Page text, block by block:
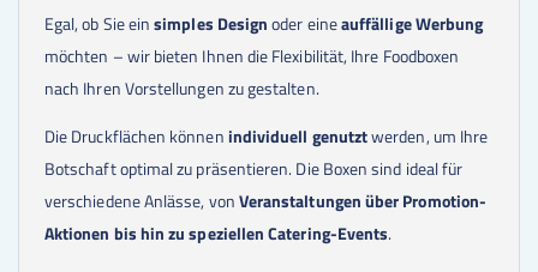
4000Stk.
0,43 €
4250Stk.
0,43 €
4500Stk.
Stk.
5000 Stk.
0,43 €
6000Stk.
0,41 €
6500Stk.
0,39 €
7000Stk.
0,38 €
7500
Stk.
0,38 €
Egal, ob Sie einsimples Designoder eineauffällige Werbung
möchten – wir bieten Ihnen die Flexibilität, Ihre Foodboxen
nach Ihren Vorstellungen zu gestalten.
Die Druckflächen könnenindividuell genutztwerden, um Ihre
Botschaft optimal zu präsentieren. Die Boxen sind ideal für
verschiedene Anlässe, vonVeranstaltungen über Promotion-
Aktionen bis hin zu speziellen Catering-Events.